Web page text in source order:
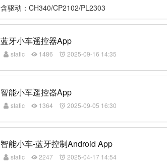
含驱动：CH340/CP2102/PL2303
蓝牙小车遥控器App
static 1486 2025-09-16 14:35
智能小车遥控器App
static 1364 2025-09-05 16:30
智能小车-蓝牙控制Android App
static 2247 2025-04-17 14:54